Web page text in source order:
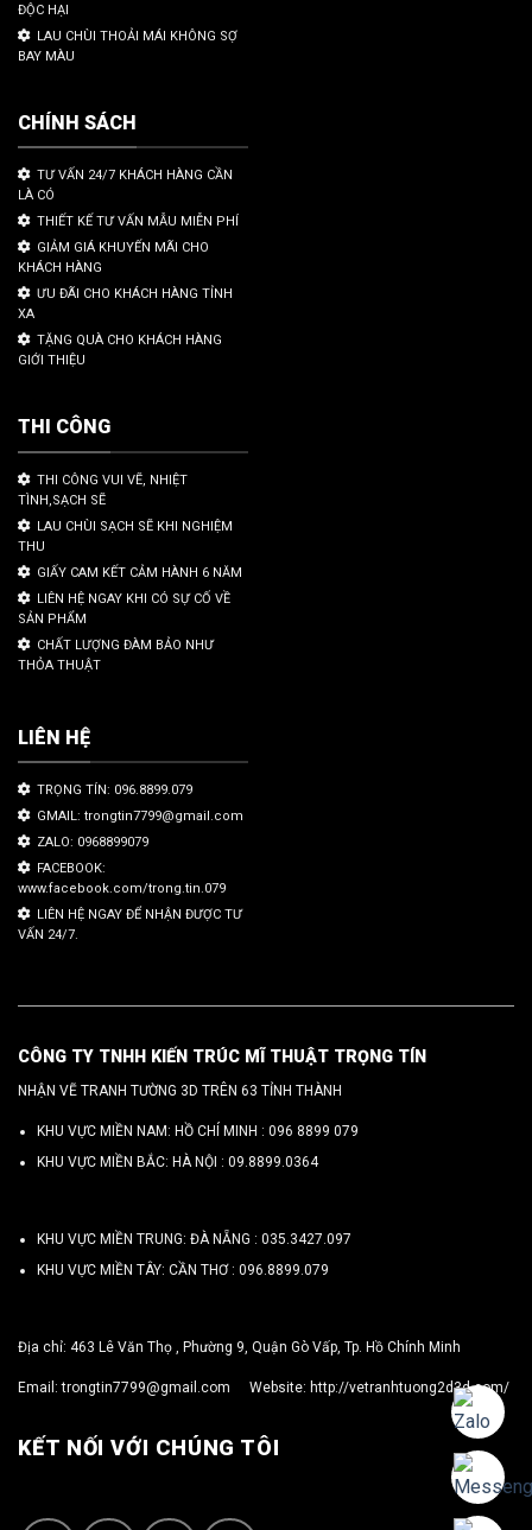
ĐỘC HẠI
LAU CHÙI THOẢI MÁI KHÔNG SỢ
BAY MÀU
CHÍNH SÁCH
TƯ VẤN 24/7 KHÁCH HÀNG CẦN
LÀ CÓ
THIẾT KẾ TƯ VẤN MẪU MIỄN PHÍ
GIẢM GIÁ KHUYẾN MÃI CHO
KHÁCH HÀNG
ƯU ĐÃI CHO KHÁCH HÀNG TỈNH
XA
TẶNG QUÀ CHO KHÁCH HÀNG
GIỚI THIỆU
THI CÔNG
THI CÔNG VUI VẼ, NHIỆT
TÌNH,SẠCH SẼ
LAU CHÙI SẠCH SẼ KHI NGHIỆM
THU
GIẤY CAM KẾT CẢM HÀNH 6 NĂM
LIÊN HỆ NGAY KHI CÓ SỰ CỐ VỀ
SẢN PHẨM
CHẤT LƯỢNG ĐÀM BẢO NHƯ
THỎA THUẬT
LIÊN HỆ
TRỌNG TÍN: 096.8899.079
GMAIL: trongtin7799@gmail.com
ZALO: 0968899079
FACEBOOK:
www.facebook.com/trong.tin.079
LIÊN HỆ NGAY ĐỂ NHẬN ĐƯỢC TƯ
VẤN 24/7.
CÔNG TY TNHH KIẾN TRÚC MĨ THUẬT TRỌNG TÍN
NHẬN VẼ TRANH TƯỜNG 3D TRÊN 63 TỈNH THÀNH
KHU VỰC MIỀN NAM: HỒ CHÍ MINH : 096 8899 079
KHU VỰC MIỀN BẮC: HÀ NỘI : 09.8899.0364
KHU VỰC MIỀN TRUNG: ĐÀ NẴNG : 035.3427.097
KHU VỰC MIỀN TÂY: CẦN THƠ : 096.8899.079
Địa chỉ: 463 Lê Văn Thọ , Phường 9, Quận Gò Vấp, Tp. Hồ Chính Minh
Email:trongtin7799@gmail.com Website: http://vetranhtuong2d3d.com/
KẾT NỐI VỚI CHÚNG TÔI